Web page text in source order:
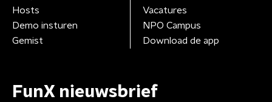
Hosts
Demo insturen
Gemist
Vacatures
NPO Campus
Download de app
FunX nieuwsbrief